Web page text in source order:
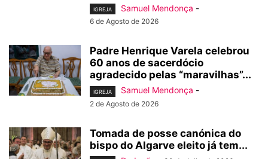
IGREJA Samuel Mendonça -
6 de Agosto de 2026
Padre Henrique Varela celebrou
60 anos de sacerdócio
agradecido pelas “maravilhas”...
IGREJA Samuel Mendonça -
2 de Agosto de 2026
Tomada de posse canónica do
bispo do Algarve eleito já tem...